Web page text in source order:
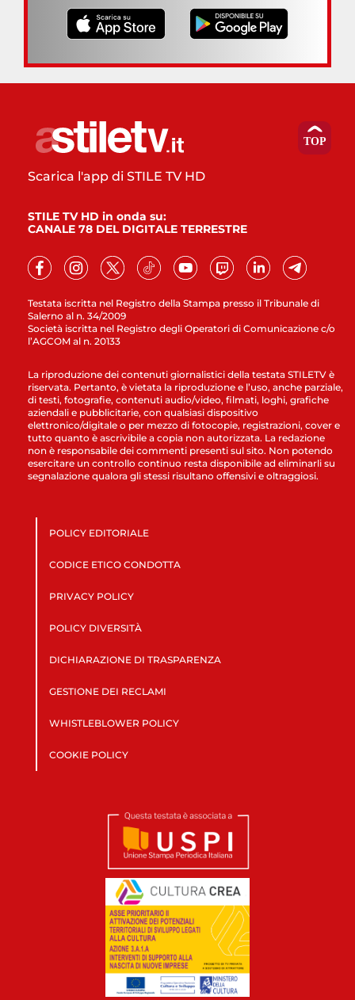
Testata iscritta nel Registro della Stampa presso il Tribunale di
Salerno al n. 34/2009
Società iscritta nel Registro degli Operatori di Comunicazione c/o
l’AGCOM al n. 20133
Scarica l'app di STILE TV HD
STILE TV HD in onda su:
CANALE 78 DEL DIGITALE TERRESTRE
La riproduzione dei contenuti giornalistici della testata STILETV è
riservata. Pertanto, è vietata la riproduzione e l’uso, anche parziale,
di testi, fotografie, contenuti audio/video, filmati, loghi, grafiche
aziendali e pubblicitarie, con qualsiasi dispositivo
elettronico/digitale o per mezzo di fotocopie, registrazioni, cover e
tutto quanto è ascrivibile a copia non autorizzata. La redazione
non è responsabile dei commenti presenti sul sito. Non potendo
esercitare un controllo continuo resta disponibile ad eliminarli su
segnalazione qualora gli stessi risultano offensivi e oltraggiosi.
POLICY EDITORIALE
CODICE ETICO CONDOTTA
PRIVACY POLICY
POLICY DIVERSITÀ
DICHIARAZIONE DI TRASPARENZA
GESTIONE DEI RECLAMI
WHISTLEBLOWER POLICY
COOKIE POLICY